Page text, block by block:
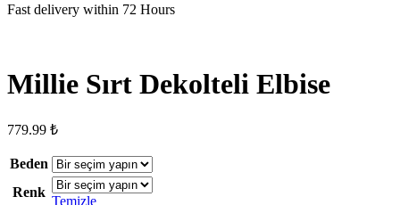
Fast delivery within 72 Hours
Millie Sırt Dekolteli Elbise
779.99 ₺
Beden
Renk
Temizle